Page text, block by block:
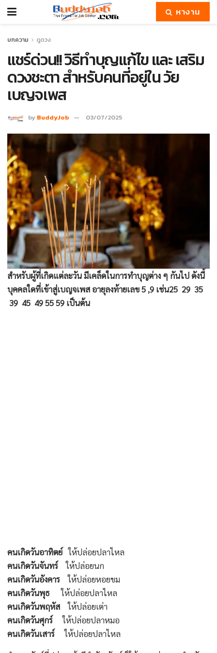
หางาน
บทความ ดูดวง
แชร์ด่วน!! วิธีทำบุญแก้ไข และ เสริม
ดวงชะตา สำหรับคนที่อยู่ใน วัย
เบญจเพส
by BuddyJob 03/07/2025
สำหรับผู้ที่เกิดแต่ละวัน มีเคล็ดในการทำบุญต่าง ๆ กันไป ดังนี้
บุคคลใดที่เข้าสู่เบญจเพส อายุลงท้ายเลข 5 ,9 เช่น25 29 35
39 45 49 55 59 เป็นต้น
คนเกิดวันอาทิตย์ ให้ปล่อยปลาไหล
คนเกิดวันจันทร์
ให้ปล่อยนก
คนเกิดวันอังคาร
ให้ปล่อยหอยขม
คนเกิดวันพุธ
ให้ปล่อยปลาไหล
คนเกิดวันพฤหัส
ให้ปล่อยเต่า
คนเกิดวันศุกร์ให้ปล่อยปลาหมอ
คนเกิดวันเสาร์
ให้ปล่อยปลาไหล